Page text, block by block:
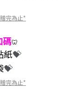
完為止*
碼🦷
紙💝
💝
完為止*